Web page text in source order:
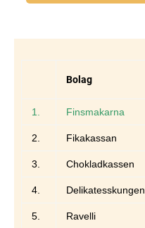
Bolag
1. Finsmakarna
2. Fikakassan
3. Chokladkassen
4. Delikatesskungen
5. Ravelli